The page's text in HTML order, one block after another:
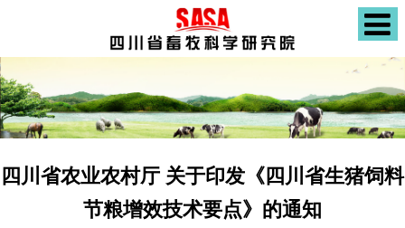
四川省农业农村厅 关于印发《四川省生猪饲料
节粮增效技术要点》的通知